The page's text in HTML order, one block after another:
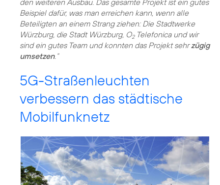
Beispiel dafür, was man erreichen kann, wenn alle
Beteiligten an einem Strang ziehen: Die Stadtwerke
Würzburg, die Stadt Würzburg, O2Telefonica und wir
sind ein gutes Team und konnten das Projekt sehrzügig
umsetzen.“
5G-Straßenleuchten
verbessern das städtische
Mobilfunknetz